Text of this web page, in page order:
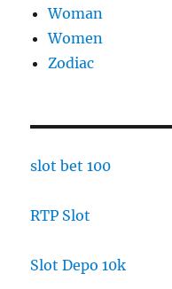
Woman
Women
Zodiac
slot bet 100
RTP Slot
Slot Depo 10k